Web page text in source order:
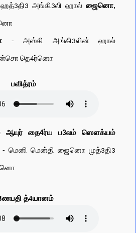
அங்கி3லி ஹால்ஜைனொ,
- அஸ்கி அங்கி3லின் ஹால்
தெ4ர்னொ
பவித்ரம்
ஆயுர் தை4ர்ய ப3லம் ஸௌக்யம்
- மெனி மென்தி ஜைனொ முத்3தி3
த்4யானம்